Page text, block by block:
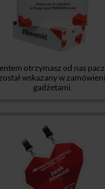
otrzymasz od nas
wskazany w
gadżetami.